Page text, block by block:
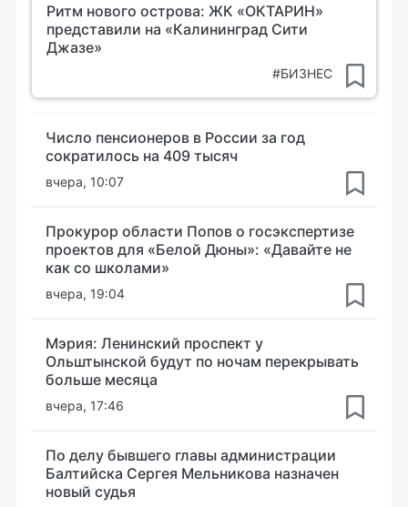
Ритм нового острова: ЖК «ОКТАРИН»
представили на «Калининград Сити
Джазе»
#БИЗНЕС
Число пенсионеров в России за год
сократилось на 409 тысяч
вчера, 10:07
Прокурор области Попов о госэкспертизе
проектов для «Белой Дюны»: «Давайте не
как со школами»
вчера, 19:04
Мэрия: Ленинский проспект у
Ольштынской будут по ночам перекрывать
больше месяца
вчера, 17:46
По делу бывшего главы администрации
Балтийска Сергея Мельникова назначен
новый судья